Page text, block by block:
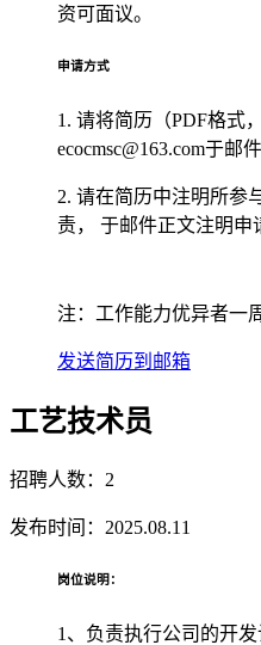
资可面议。
申请方式
1. 请将简历（PDF格式
ecocmsc@163.com于邮
2. 请在简历中注明所参
责， 于邮件正文注明申
注：工作能力优异者一
发送简历到邮箱
工艺技术员
招聘人数：2
发布时间：2025.08.11
岗位说明：
1、负责执行公司的开